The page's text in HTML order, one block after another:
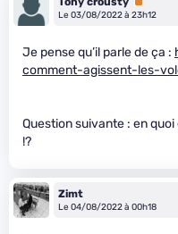
Le 03/08/2022 à 23h12
Je pense qu’il parle de ça :
comment-agissent-les-
Question suivante : en
!?
Zimt
Le 04/08/2022 à 00h18